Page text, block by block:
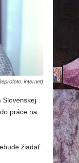
internet)
Slovenskej
práce na
žiadať